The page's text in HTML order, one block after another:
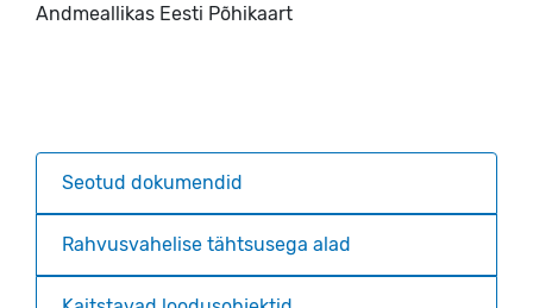
Andmeallikas Eesti Põhikaart
Seotud dokumendid
Rahvusvahelise tähtsusega alad